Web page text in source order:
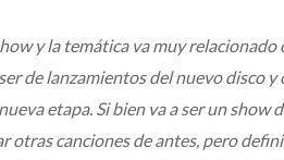
y la temática va muy
de lanzamientos del nuevo disco
etapa. Si bien va a ser un show
otras canciones de antes, pero